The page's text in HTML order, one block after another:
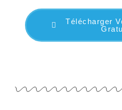
Télécharger